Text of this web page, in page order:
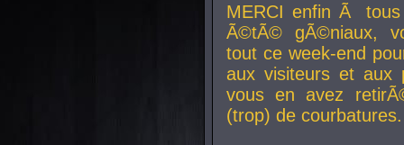
MERCI enfin Ã
Ã©tÃ© gÃ©niaux,
tout ce week-end
aux visiteurs et aux
vous en avez
(trop) de courbatures.